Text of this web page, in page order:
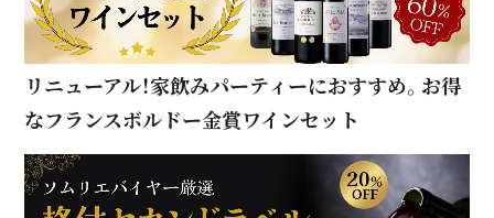
リニューアル！家飲みパーティーにおすすめ。お得
なフランスボルドー金賞ワインセット